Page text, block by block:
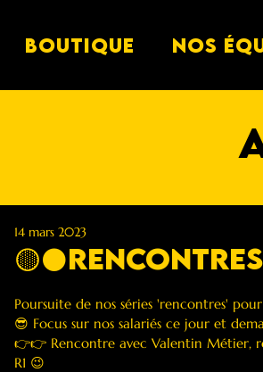
BOUTIQUE Nos
🟡⚫️Rencontres
14 mars 2023
Poursuite de nos séries 'rencontres'
😎 Focus sur nos salariés ce jour et
👉👉 Rencontre avec Valentin Métier,
R1 😉